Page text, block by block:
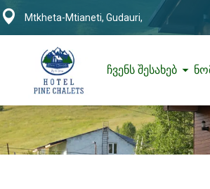
Mtkheta-Mtianeti, Gudauri,
ჩვენს შესახებ